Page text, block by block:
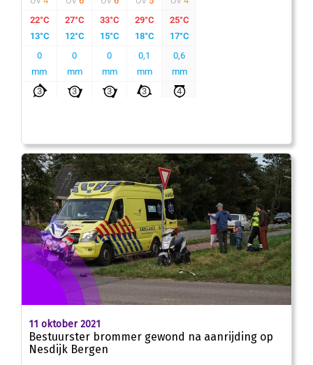
11 oktober 2021
Bestuurster brommer gewond na aanrijding op
Nesdijk Bergen